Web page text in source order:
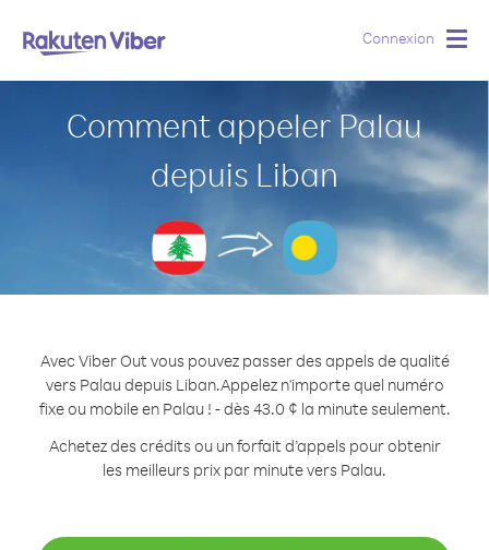
Connexion
Comment appeler Palau
depuis Liban
Avec Viber Out vous pouvez passer des appels de qualité
vers Palau depuis Liban.Appelez n'importe quel numéro
fixe ou mobile en Palau ! - dès 43.0 ¢ la minute seulement.
Achetez des crédits ou un forfait d’appels pour obtenir
les meilleurs prix par minute vers Palau.